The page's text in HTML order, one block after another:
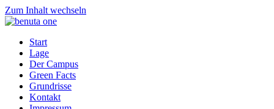
Zum Inhalt wechseln
Start
Lage
Der Campus
Green Facts
Grundrisse
Kontakt